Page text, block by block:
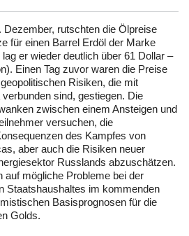
rutschten die Ölpreise
für einen Barrel Erdöl der Marke
er wieder deutlich über 61 Dollar –
Einen Tag zuvor waren die Preise
Risiken, die mit
sind, gestiegen. Die
zwischen einem Ansteigen und
versuchen, die
des Kampfes von
aber auch die Risiken neuer
Russlands abzuschätzen.
auf mögliche Probleme bei der
Staatshaushaltes im kommenden
Basisprognosen für die
Golds.